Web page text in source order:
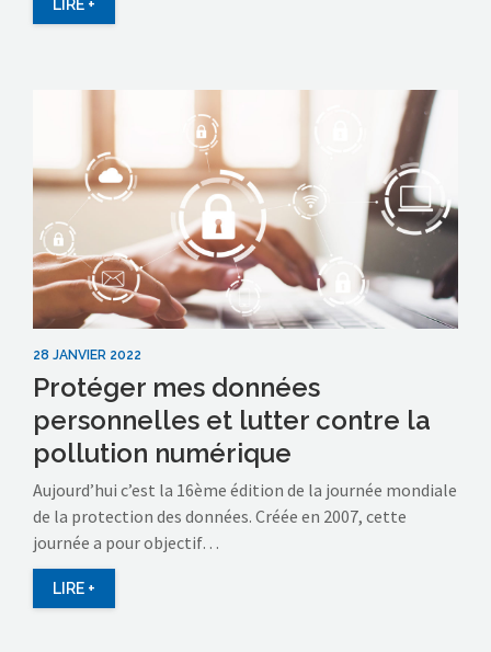
LIRE +
28 JANVIER 2022
Protéger mes données
personnelles et lutter contre la
pollution numérique
Aujourd’hui c’est la 16ème édition de la journée mondiale
de la protection des données. Créée en 2007, cette
journée a pour objectif…
LIRE +